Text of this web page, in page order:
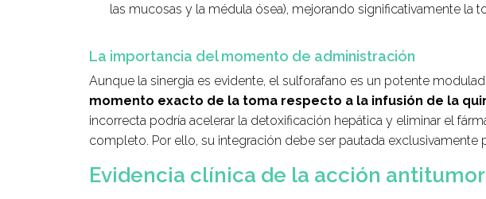
las mucosas y la médula ósea), mejorando significativamente la
La importancia del momento de administración
Aunque la sinergia es evidente, el sulforafano es un potente
momento exacto de la toma respecto a la infusión de la
incorrecta podría acelerar la detoxificación hepática y eliminar el
completo. Por ello, su integración debe ser pautada exclusivamente
Evidencia clínica de la acción